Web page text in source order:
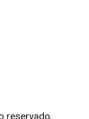
reservado.